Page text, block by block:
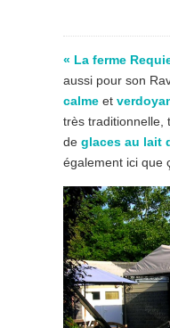
« La ferme
aussi pour son
calmeet
très traditionnelle,
de glaces au lait
également ici que